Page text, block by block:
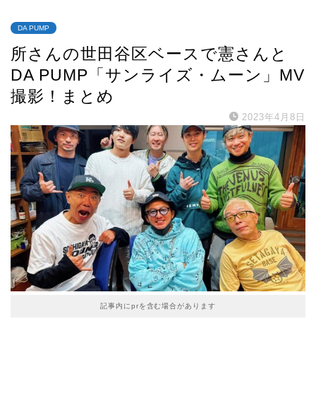
DA PUMP
所さんの世田谷区ベースで憲さんと
DA PUMP「サンライズ・ムーン」MV
撮影！まとめ
2023年4月8日
記事内にprを含む場合があります